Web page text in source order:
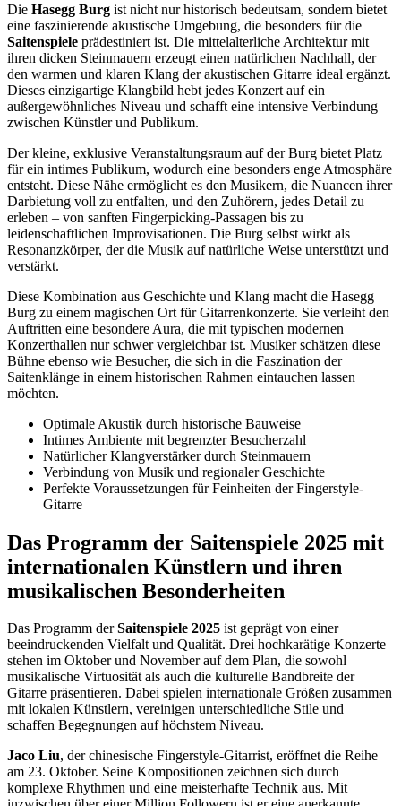
Die Hasegg Burg ist nicht nur historisch bedeutsam, sondern bietet
eine faszinierende akustische Umgebung, die besonders für die
Saitenspiele prädestiniert ist. Die mittelalterliche Architektur mit
ihren dicken Steinmauern erzeugt einen natürlichen Nachhall, der
den warmen und klaren Klang der akustischen Gitarre ideal ergänzt.
Dieses einzigartige Klangbild hebt jedes Konzert auf ein
außergewöhnliches Niveau und schafft eine intensive Verbindung
zwischen Künstler und Publikum.
Der kleine, exklusive Veranstaltungsraum auf der Burg bietet Platz
für ein intimes Publikum, wodurch eine besonders enge Atmosphäre
entsteht. Diese Nähe ermöglicht es den Musikern, die Nuancen ihrer
Darbietung voll zu entfalten, und den Zuhörern, jedes Detail zu
erleben – von sanften Fingerpicking-Passagen bis zu
leidenschaftlichen Improvisationen. Die Burg selbst wirkt als
Resonanzkörper, der die Musik auf natürliche Weise unterstützt und
verstärkt.
Diese Kombination aus Geschichte und Klang macht die Hasegg
Burg zu einem magischen Ort für Gitarrenkonzerte. Sie verleiht den
Auftritten eine besondere Aura, die mit typischen modernen
Konzerthallen nur schwer vergleichbar ist. Musiker schätzen diese
Bühne ebenso wie Besucher, die sich in die Faszination der
Saitenklänge in einem historischen Rahmen eintauchen lassen
möchten.
Optimale Akustik durch historische Bauweise
Intimes Ambiente mit begrenzter Besucherzahl
Natürlicher Klangverstärker durch Steinmauern
Verbindung von Musik und regionaler Geschichte
Perfekte Voraussetzungen für Feinheiten der Fingerstyle-
Gitarre
Das Programm der Saitenspiele 2025 mit
internationalen Künstlern und ihren
musikalischen Besonderheiten
Das Programm derSaitenspiele 2025 ist geprägt von einer
beeindruckenden Vielfalt und Qualität. Drei hochkarätige Konzerte
stehen im Oktober und November auf dem Plan, die sowohl
musikalische Virtuosität als auch die kulturelle Bandbreite der
Gitarre präsentieren. Dabei spielen internationale Größen zusammen
mit lokalen Künstlern, vereinigen unterschiedliche Stile und
schaffen Begegnungen auf höchstem Niveau.
Jaco Liu, der chinesische Fingerstyle-Gitarrist, eröffnet die Reihe
am 23. Oktober. Seine Kompositionen zeichnen sich durch
komplexe Rhythmen und eine meisterhafte Technik aus. Mit